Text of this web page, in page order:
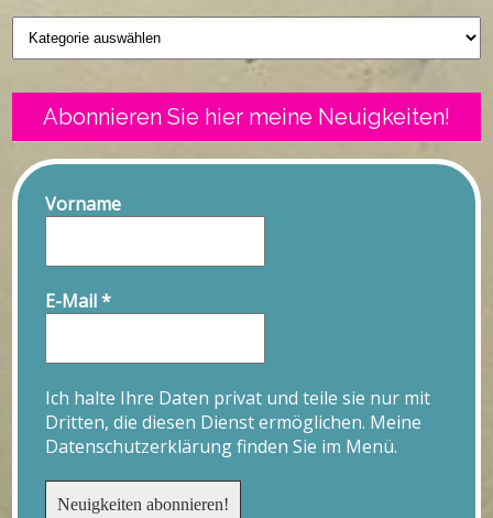
Geschriebenes
Abonnieren Sie hier meine Neuigkeiten!
Vorname
E-Mail*
Ich halte Ihre Daten privat und teile sie nur mit
Dritten, die diesen Dienst ermöglichen. Meine
Datenschutzerklärung finden Sie im Menü.